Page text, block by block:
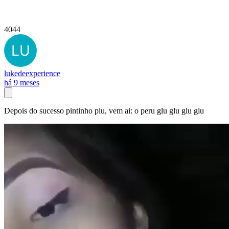
4044
lukedeexperience
há 9 meses
Depois do sucesso pintinho piu, vem ai: o peru glu glu glu glu